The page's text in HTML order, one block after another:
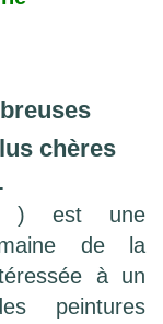
chères
) est une
de la
à un
peintures